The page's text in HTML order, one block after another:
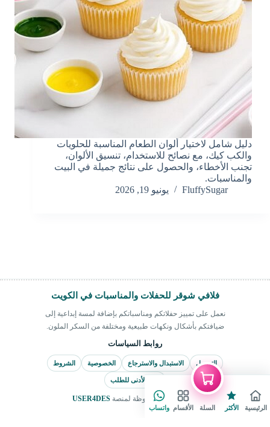
الرئيسية الأكثر السلة الأقسام واتساب
دليل شامل لاختيار ألوان الطعام المناسبة للحلويات
والكب كيك، مع نصائح للاستخدام، تنسيق الألوان،
تجنب الأخطاء، والحصول على نتائج جميلة في البيت
والمناسبات.
FluffySugar
يونيو 19, 2026
فلافي شوقر للحفلات والمناسبات في الكويت
نعمل على تمييز حفلاتكم ومناسباتكم بإضافة لمسة إبداعية إلى
ضيافتكم بأشكال ونكهات طبيعية ومختلفة من السكر الملون.
روابط السياسات
التوصيل الاستبدال والاسترجاع الخصوصية الشروط
الحد الأدنى للطلب
جميع الحقوق محفوظة لمنصة USER4DES